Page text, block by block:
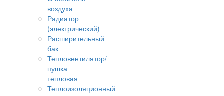
воздуха
Радиатор
(электрический)
Расширительный
бак
Тепловентилятор/
пушка
тепловая
Теплоизоляционный